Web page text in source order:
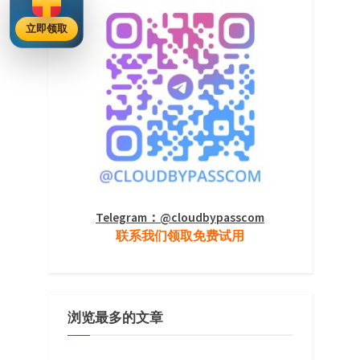
Telegram：@cloudbypasscom
联系我们领取免费试用
浏览最多的文章
立即领取